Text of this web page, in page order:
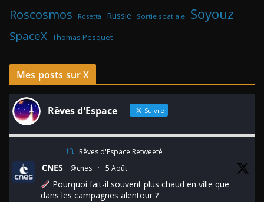
Roscosmos Rosetta Russie Sortie spatiale Soyouz
SpaceX Thomas Pesquet
Mes posts sur X
Rêves d'Espace Suivre
Rêves d'Espace Retweeté
CNES @cnes · 5 Août
Pourquoi fait-il souvent plus chaud en ville que
dans les campagnes alentour ?